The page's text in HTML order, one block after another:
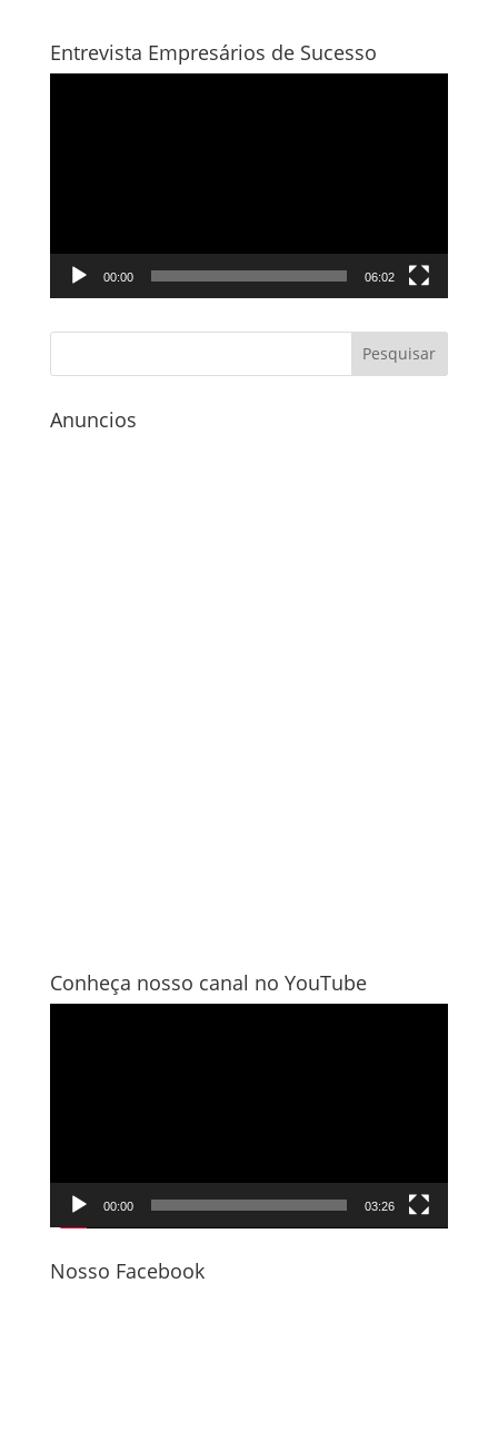
Entrevista Empresários de Sucesso
00:00 06:02
Anuncios
Conheça nosso canal no YouTube
00:00 03:26
Nosso Facebook